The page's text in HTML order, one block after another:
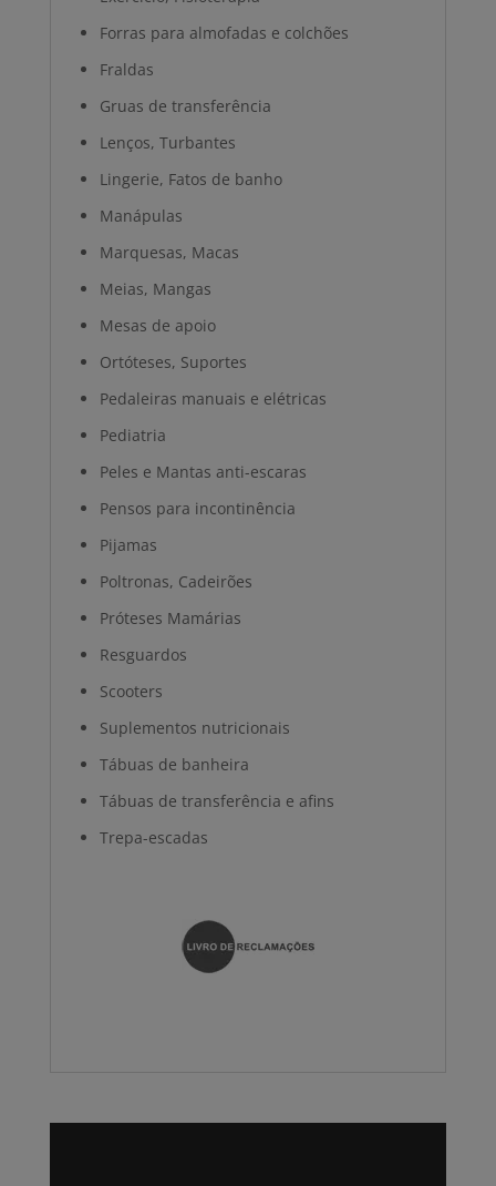
Forras para almofadas e colchões
Fraldas
Gruas de transferência
Lenços, Turbantes
Lingerie, Fatos de banho
Manápulas
Marquesas, Macas
Meias, Mangas
Mesas de apoio
Ortóteses, Suportes
Pedaleiras manuais e elétricas
Pediatria
Peles e Mantas anti-escaras
Pensos para incontinência
Pijamas
Poltronas, Cadeirões
Próteses Mamárias
Resguardos
Scooters
Suplementos nutricionais
Tábuas de banheira
Tábuas de transferência e afins
Trepa-escadas